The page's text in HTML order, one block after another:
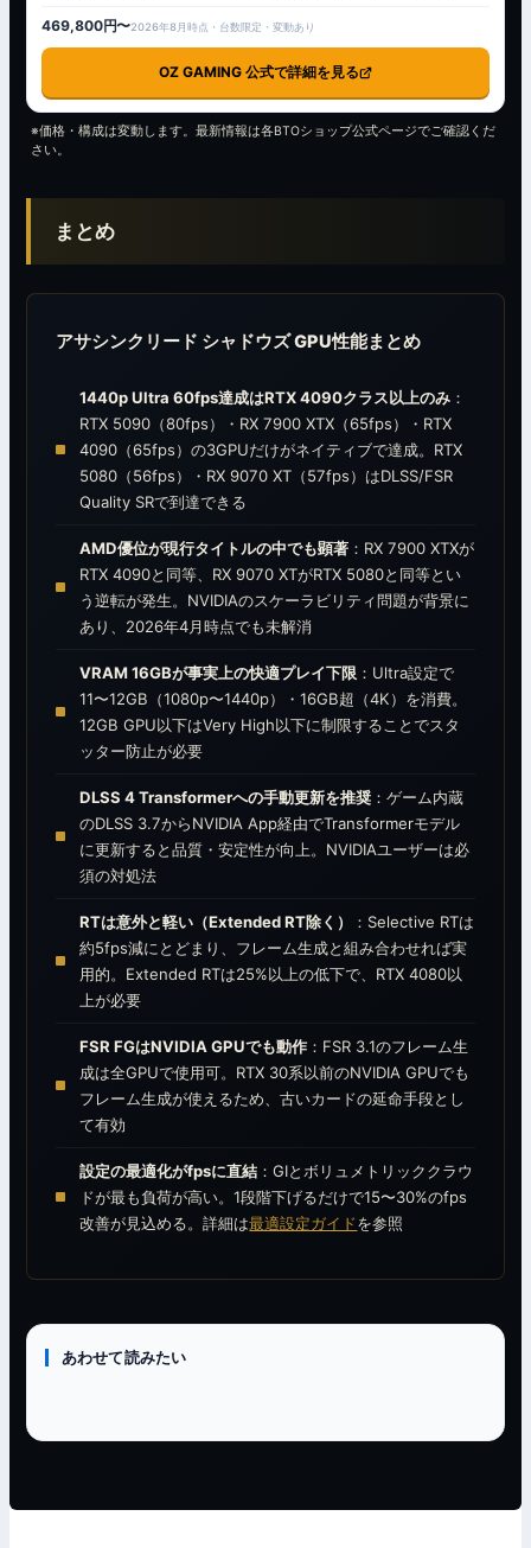
469,800円〜2026年8月時点・台数限定・変動あり
OZ GAMING 公式で詳細を見る
※価格・構成は変動します。最新情報は各BTOショップ公式ページでご確認くだ
さい。
まとめ
アサシンクリード シャドウズ GPU性能まとめ
1440p Ultra 60fps達成はRTX 4090クラス以上のみ ：
RTX 5090（80fps）・RX 7900 XTX（65fps）・RTX
4090（65fps）の3GPUだけがネイティブで達成。RTX
5080（56fps）・RX 9070 XT（57fps）はDLSS/FSR
Quality SRで到達できる
AMD優位が現行タイトルの中でも顕著 ：RX 7900 XTXが
RTX 4090と同等、RX 9070 XTがRTX 5080と同等とい
う逆転が発生。NVIDIAのスケーラビリティ問題が背景に
あり、2026年4月時点でも未解消
VRAM 16GBが事実上の快適プレイ下限 ：Ultra設定で
11〜12GB（1080p〜1440p）・16GB超（4K）を消費。
12GB GPU以下はVery High以下に制限することでスタ
ッター防止が必要
DLSS 4 Transformerへの手動更新を推奨 ：ゲーム内蔵
のDLSS 3.7からNVIDIA App経由でTransformerモデル
に更新すると品質・安定性が向上。NVIDIAユーザーは必
須の対処法
RTは意外と軽い（Extended RT除く）
：Selective RTは
約5fps減にとどまり、フレーム生成と組み合わせれば実
用的。Extended RTは25%以上の低下で、RTX 4080以
上が必要
FSR FGはNVIDIA GPUでも動作 ：FSR 3.1のフレーム生
成は全GPUで使用可。RTX 30系以前のNVIDIA GPUでも
フレーム生成が使えるため、古いカードの延命手段とし
て有効
設定の最適化がfpsに直結 ：GIとボリュメトリッククラウ
ドが最も負荷が高い。1段階下げるだけで15〜30%のfps
改善が見込める。詳細は最適設定ガイドを参照
あわせて読みたい
設定ガイド
ベンチマーク